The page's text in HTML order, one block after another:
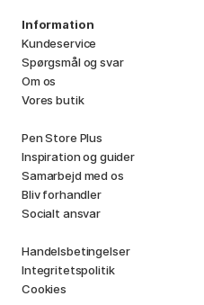
Information
Kundeservice
Spørgsmål og svar
Om os
Vores butik
Pen Store Plus
Inspiration og guider
Samarbejd med os
Bliv forhandler
Socialt ansvar
Handelsbetingelser
Integritetspolitik
Cookies